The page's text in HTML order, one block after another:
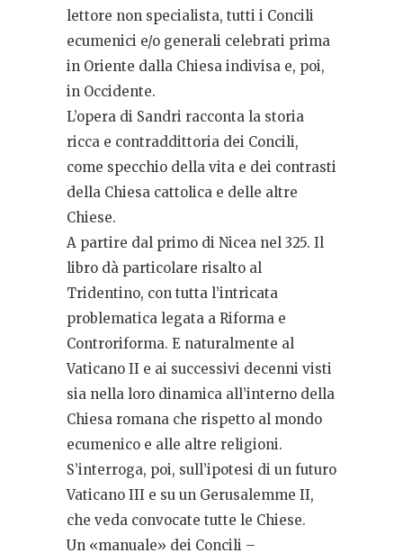
lettore non specialista, tutti i Concili
ecumenici e/o generali celebrati prima
in Oriente dalla Chiesa indivisa e, poi,
in Occidente.
L’opera di Sandri racconta la storia
ricca e contraddittoria dei Concili,
come specchio della vita e dei contrasti
della Chiesa cattolica e delle altre
Chiese.
A partire dal primo di Nicea nel 325. Il
libro dà particolare risalto al
Tridentino, con tutta l’intricata
problematica legata a Riforma e
Controriforma. E naturalmente al
Vaticano II e ai successivi decenni visti
sia nella loro dinamica all’interno della
Chiesa romana che rispetto al mondo
ecumenico e alle altre religioni.
S’interroga, poi, sull’ipotesi di un futuro
Vaticano III e su un Gerusalemme II,
che veda convocate tutte le Chiese.
Un «manuale» dei Concili –